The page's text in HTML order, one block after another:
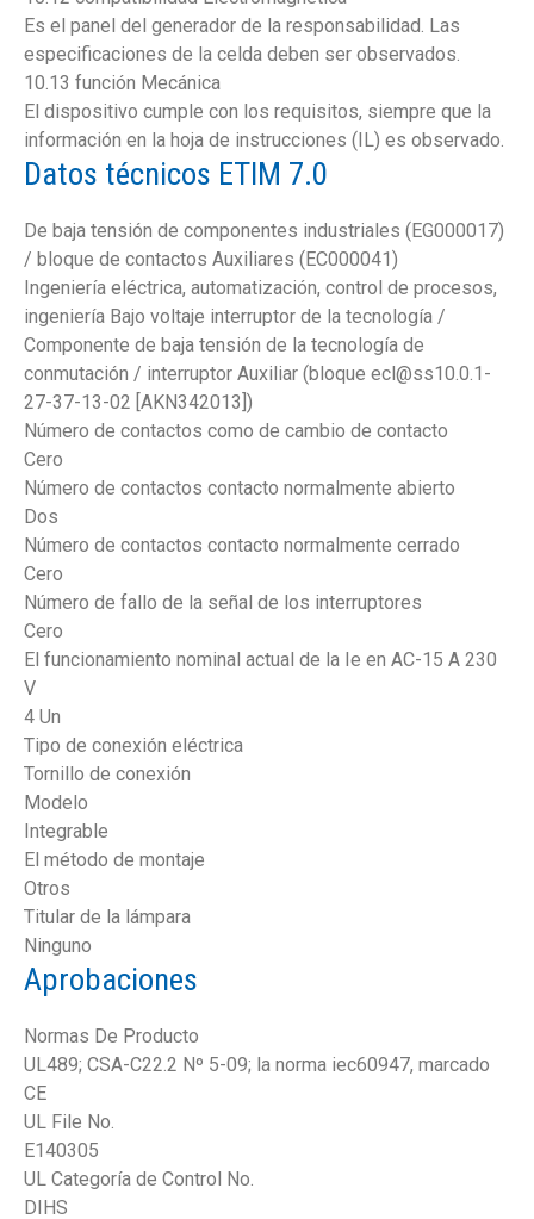
Es el panel del generador de la responsabilidad. Las
especificaciones de la celda deben ser observados.
10.13 función Mecánica
El dispositivo cumple con los requisitos, siempre que la
información en la hoja de instrucciones (IL) es observado.
Datos técnicos ETIM 7.0
De baja tensión de componentes industriales (EG000017)
/ bloque de contactos Auxiliares (EC000041)
Ingeniería eléctrica, automatización, control de procesos,
ingeniería Bajo voltaje interruptor de la tecnología /
Componente de baja tensión de la tecnología de
conmutación / interruptor Auxiliar (bloque ecl@ss10.0.1-
27-37-13-02 [AKN342013])
Número de contactos como de cambio de contacto
Cero
Número de contactos contacto normalmente abierto
Dos
Número de contactos contacto normalmente cerrado
Cero
Número de fallo de la señal de los interruptores
Cero
El funcionamiento nominal actual de la Ie en AC-15 A 230
V
4 Un
Tipo de conexión eléctrica
Tornillo de conexión
Modelo
Integrable
El método de montaje
Otros
Titular de la lámpara
Ninguno
Aprobaciones
Normas De Producto
UL489; CSA-C22.2 Nº 5-09; la norma iec60947, marcado
CE
UL File No.
E140305
UL Categoría de Control No.
DIHS